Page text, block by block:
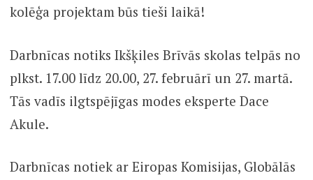
kolēģa projektam būs tieši laikā!
Darbnīcas notiks Ikšķiles Brīvās skolas telpās no
plkst. 17.00 līdz 20.00, 27. februārī un 27. martā.
Tās vadīs ilgtspējīgas modes eksperte Dace
Akule.
Darbnīcas notiek ar Eiropas Komisijas, Globālās